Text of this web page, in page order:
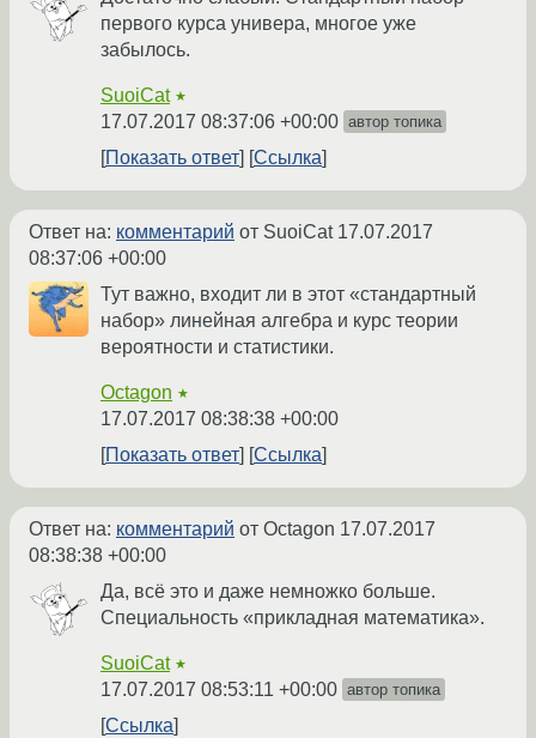
первого курса универа, многое уже
забылось.
SuoiCat ★
17.07.2017 08:37:06 +00:00 автор топика
Показать ответ Ссылка
Ответ на: комментарий от SuoiCat 17.07.2017
08:37:06 +00:00
Тут важно, входит ли в этот «стандартный
набор» линейная алгебра и курс теории
вероятности и статистики.
Octagon ★
17.07.2017 08:38:38 +00:00
Показать ответ
Ссылка
Ответ на: комментарий от Octagon 17.07.2017
08:38:38 +00:00
Да, всё это и даже немножко больше.
Специальность «прикладная математика».
SuoiCat ★
17.07.2017 08:53:11 +00:00 автор топика
Ссылка